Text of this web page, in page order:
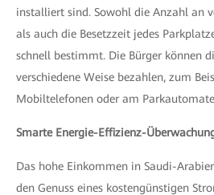
installiert sind. Sowohl die Anzahl an
als auch die Besetzzeit jedes
schnell bestimmt. Die Bürger können
verschiedene Weise bezahlen, zum
Mobiltelefonen oder am
Smarte Energie-Effizienz-
Das hohe Einkommen in Saudi-
den Genuss eines kostengünstigen